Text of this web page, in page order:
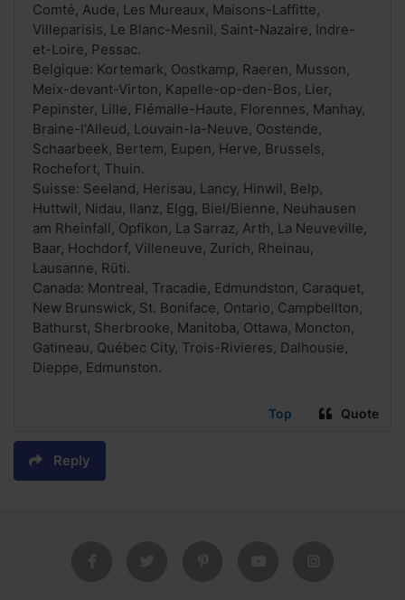
Comté, Aude, Les Mureaux, Maisons-Laffitte,
Villeparisis, Le Blanc-Mesnil, Saint-Nazaire, Indre-
et-Loire, Pessac.
Belgique: Kortemark, Oostkamp, Raeren, Musson,
Meix-devant-Virton, Kapelle-op-den-Bos, Lier,
Pepinster, Lille, Flémalle-Haute, Florennes, Manhay,
Braine-l'Alleud, Louvain-la-Neuve, Oostende,
Schaarbeek, Bertem, Eupen, Herve, Brussels,
Rochefort, Thuin.
Suisse: Seeland, Herisau, Lancy, Hinwil, Belp,
Huttwil, Nidau, Ilanz, Elgg, Biel/Bienne, Neuhausen
am Rheinfall, Opfikon, La Sarraz, Arth, La Neuveville,
Baar, Hochdorf, Villeneuve, Zurich, Rheinau,
Lausanne, Rüti.
Canada: Montreal, Tracadie, Edmundston, Caraquet,
New Brunswick, St. Boniface, Ontario, Campbellton,
Bathurst, Sherbrooke, Manitoba, Ottawa, Moncton,
Gatineau, Québec City, Trois-Rivieres, Dalhousie,
Dieppe, Edmunston.
Top Quote
Reply